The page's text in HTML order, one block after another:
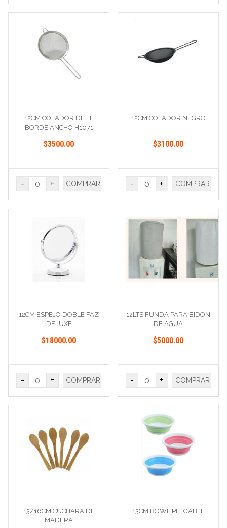
12CM COLADOR DE TE
BORDE ANCHO H1071
$3500.00
- + COMPRAR
12CM COLADOR NEGRO
$3100.00
- + COMPRAR
12CM ESPEJO DOBLE FAZ
DELUXE
$18000.00
- + COMPRAR
12LTS FUNDA PARA BIDON
DE AGUA
$5000.00
- + COMPRAR
13/16CM CUCHARA DE
MADERA
13CM BOWL PLEGABLE